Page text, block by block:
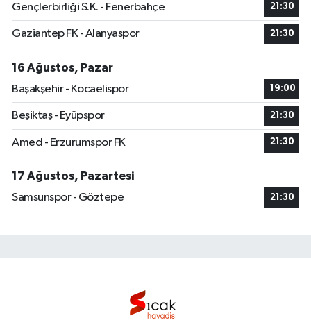
Gençlerbirliği S.K. - Fenerbahçe 21:30
Gaziantep FK - Alanyaspor 21:30
16 Ağustos, Pazar
Başakşehir - Kocaelispor
19:00
Beşiktaş - Eyüpspor 21:30
Amed - Erzurumspor FK 21:30
17 Ağustos, Pazartesi
Samsunspor - Göztepe
21:30